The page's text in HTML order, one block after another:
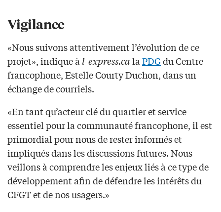
Vigilance
«Nous suivons attentivement l’évolution de ce
projet», indique à l-express.cala PDGdu Centre
francophone, Estelle Courty Duchon, dans un
échange de courriels.
«En tant qu’acteur clé du quartier et service
essentiel pour la communauté francophone, il est
primordial pour nous de rester informés et
impliqués dans les discussions futures. Nous
veillons à comprendre les enjeux liés à ce type de
développement afin de défendre les intérêts du
CFGT et de nos usagers.»